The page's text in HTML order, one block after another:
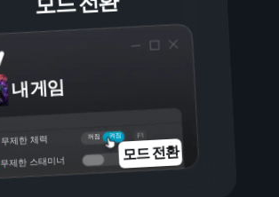
내 게임
켜짐
꺼짐
무제한 체력
무제한 스태미너 모드 전환